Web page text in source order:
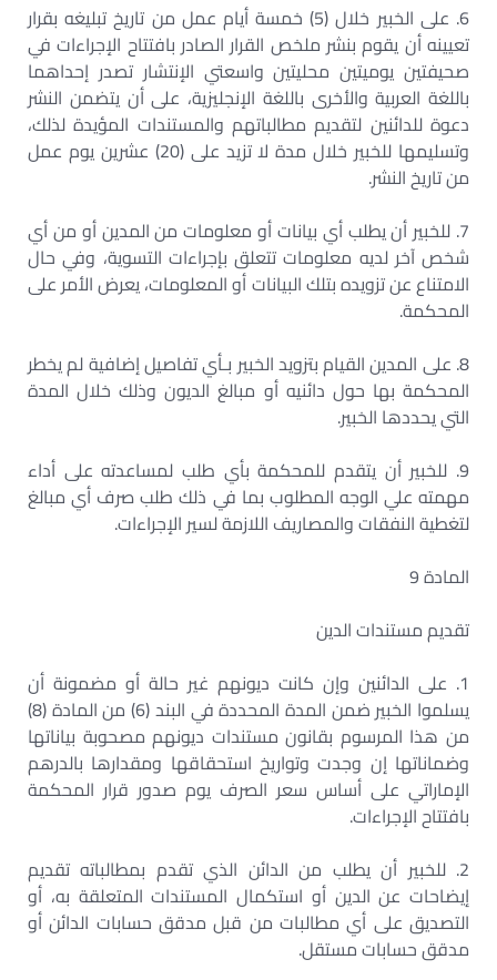
6. على الخبير خلال (5) خمسة أيام عمل من تاريخ تبليغه بقرار
تعيينه أن يقوم بنشر ملخص القرار الصادر بافتتاح الإجراءات في
صحيفتين يوميتين محليتين واسعتي الإنتشار تصدر إحداهما
باللغة العربية والأخرى باللغة الإنجليزية، على أن يتضمن النشر
دعوة للدائنين لتقديم مطالباتهم والمستندات المؤيدة لذلك،
وتسليمها للخبير خلال مدة لا تزيد على (20) عشرين يوم عمل
من تاريخ النشر.
7. للخبير أن يطلب أي بيانات أو معلومات من المدين أو من أي
شخص آخر لديه معلومات تتعلق بإجراءات التسوية، وفي حال
الامتناع عن تزويده بتلك البيانات أو المعلومات، يعرض الأمر على
المحكمة.
8. على المدين القيام بتزويد الخبير بـأي تفاصيل إضافية لم يخطر
المحكمة بها حول دائنيه أو مبالغ الديون وذلك خلال المدة
التي يحددها الخبير.
9. للخبير أن يتقدم للمحكمة بأي طلب لمساعدته على أداء
مهمته علي الوجه المطلوب بما في ذلك طلب صرف أي مبالغ
لتغطية النفقات والمصاريف اللازمة لسير الإجراءات.
المادة 9
تقديم مستندات الدين
1. على الدائنين وإن كانت ديونهم غير حالة أو مضمونة أن
يسلموا الخبير ضمن المدة المحددة في البند (6) من المادة (8)
من هذا المرسوم بقانون مستندات ديونهم مصحوبة بياناتها
وضماناتها إن وجدت وتواريخ استحقاقها ومقدارها بالدرهم
الإماراتي على أساس سعر الصرف يوم صدور قرار المحكمة
بافتتاح الإجراءات.
2. للخبير أن يطلب من الدائن الذي تقدم بمطالباته تقديم
إيضاحات عن الدين أو استكمال المستندات المتعلقة به، أو
التصديق على أي مطالبات من قبل مدقق حسابات الدائن أو
مدقق حسابات مستقل.